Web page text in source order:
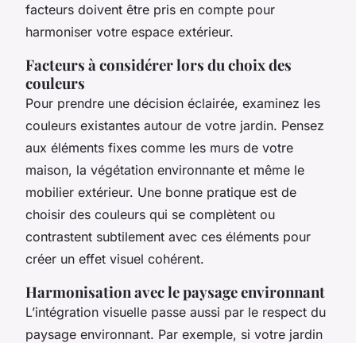
facteurs doivent être pris en compte pour
harmoniser votre espace extérieur.
Facteurs à considérer lors du choix des
couleurs
Pour prendre une décision éclairée, examinez les
couleurs existantes autour de votre jardin. Pensez
aux éléments fixes comme les murs de votre
maison, la végétation environnante et même le
mobilier extérieur. Une bonne pratique est de
choisir des couleurs qui se complètent ou
contrastent subtilement avec ces éléments pour
créer un effet visuel cohérent.
Harmonisation avec le paysage environnant
L’intégration visuelle passe aussi par le respect du
paysage environnant. Par exemple, si votre jardin